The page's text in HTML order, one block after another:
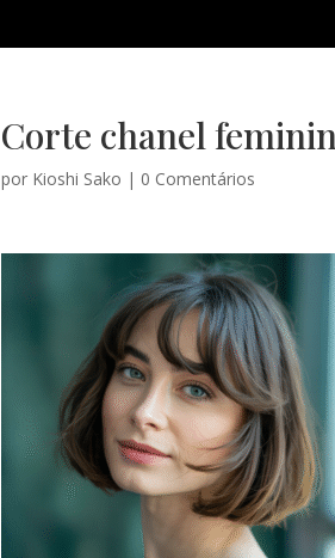
Corte chanel
por Kioshi Sako | 0 Comentários